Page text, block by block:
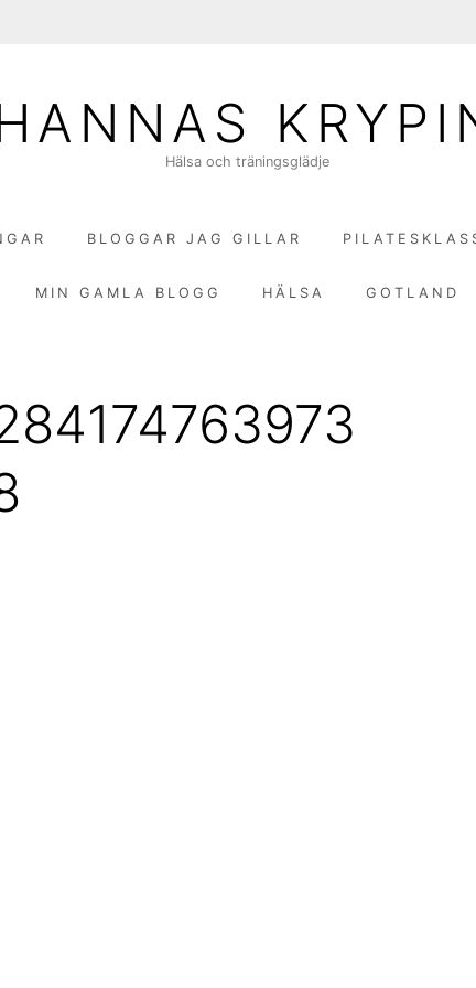
Hälsa och träningsglädje
BLOGGAR JAG GILLAR
MIN GAMLA BLOGG HÄLSA GOTLAND